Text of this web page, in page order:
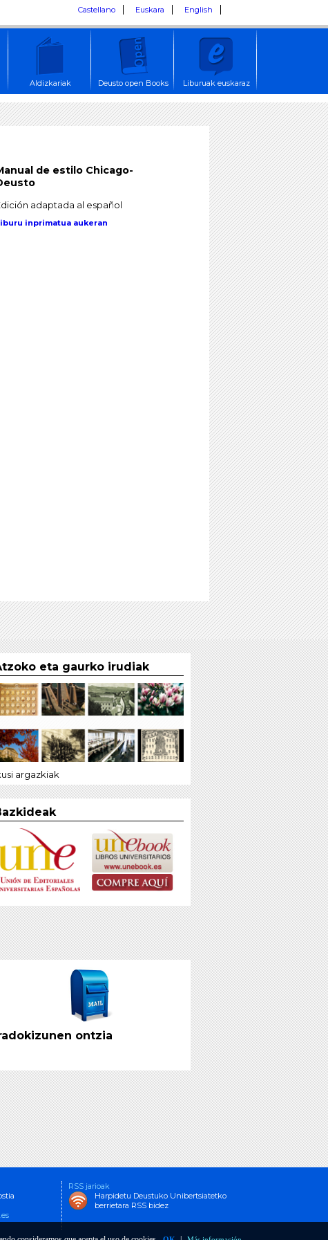
Castellano Euskara English
Aldizkariak Deusto open Books Liburuak euskaraz
de estilo Chicago-
adaptada al español
inprimatua aukeran
eta gaurko irudiak
argazkiak
ontzia
RSS jarioak
Harpidetu Deustuko Unibertsiatetko
berrietara RSS bidez